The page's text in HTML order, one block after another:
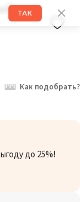
ТАК
Как подобрать?
до 25%!